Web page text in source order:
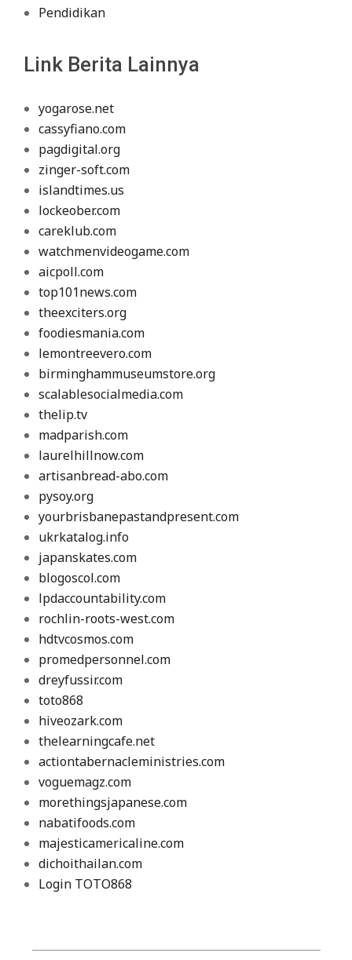
Pendidikan
Link Berita Lainnya
yogarose.net
cassyfiano.com
pagdigital.org
zinger-soft.com
islandtimes.us
lockeober.com
careklub.com
watchmenvideogame.com
aicpoll.com
top101news.com
theexciters.org
foodiesmania.com
lemontreevero.com
birminghammuseumstore.org
scalablesocialmedia.com
thelip.tv
madparish.com
laurelhillnow.com
artisanbread-abo.com
pysoy.org
yourbrisbanepastandpresent.com
ukrkatalog.info
japanskates.com
blogoscol.com
lpdaccountability.com
rochlin-roots-west.com
hdtvcosmos.com
promedpersonnel.com
dreyfussir.com
toto868
hiveozark.com
thelearningcafe.net
actiontabernacleministries.com
voguemagz.com
morethingsjapanese.com
nabatifoods.com
majesticamericaline.com
dichoithailan.com
Login TOTO868